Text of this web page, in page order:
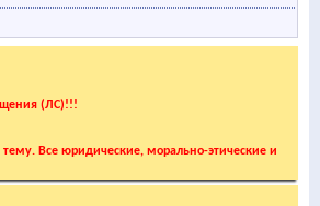
(ЛС)!!!
тему. Все юридические, морально-этические и